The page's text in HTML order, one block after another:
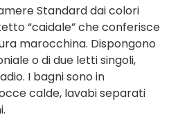
Standard dai colori
“caidale” che conferisce
marocchina. Dispongono
o di due letti singoli,
I bagni sono in
calde, lavabi separati